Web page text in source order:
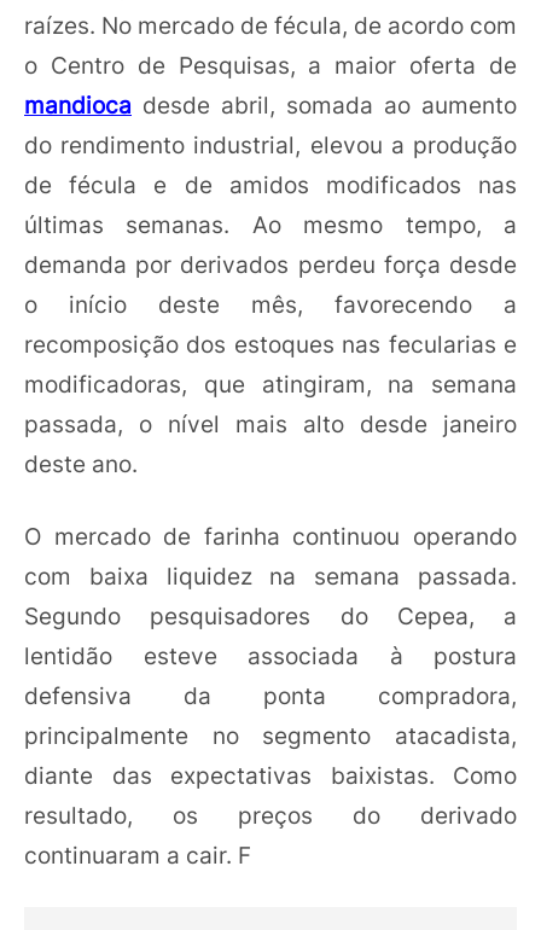
raízes. No mercado de fécula, de acordo com
o Centro de Pesquisas, a maior oferta de
mandioca desde abril, somada ao aumento
do rendimento industrial, elevou a produção
de fécula e de amidos modificados nas
últimas semanas. Ao mesmo tempo, a
demanda por derivados perdeu força desde
o início deste mês, favorecendo a
recomposição dos estoques nas fecularias e
modificadoras, que atingiram, na semana
passada, o nível mais alto desde janeiro
deste ano.
O mercado de farinha continuou operando
com baixa liquidez na semana passada.
Segundo pesquisadores do Cepea, a
lentidão esteve associada à postura
defensiva da ponta compradora,
principalmente no segmento atacadista,
diante das expectativas baixistas. Como
resultado, os preços do derivado
continuaram a cair. F